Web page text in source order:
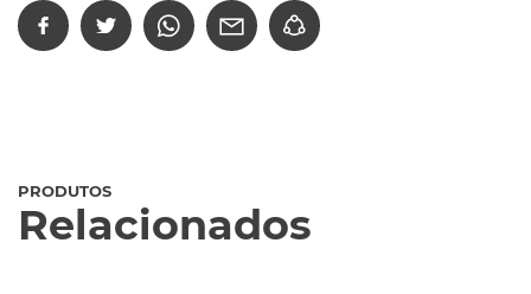
PRODUTOS
Relacionados